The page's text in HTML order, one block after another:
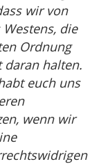
wir von
die
Ordnung
daran halten.
euch uns
wenn wir